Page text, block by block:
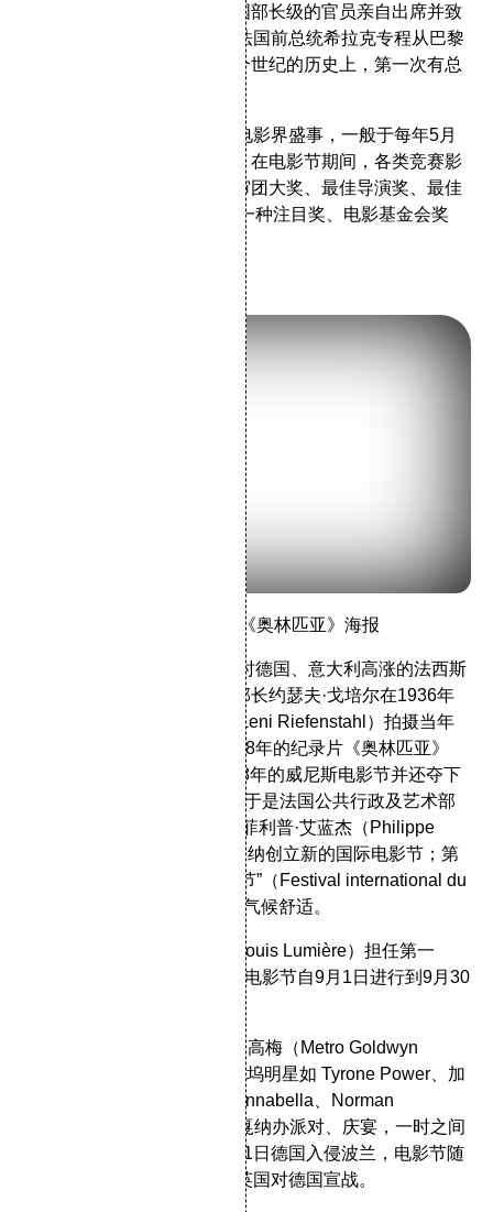
节的开幕式上，都有一名法国部长级的官员亲自出席并致
辞。在戛纳50岁的大典上，法国前总统希拉克专程从巴黎
飞抵戛纳致贺。这是戛纳半个世纪的历史上，第一次有总
戛纳电影节是历时逾60载的电影界盛事，一般于每年5月
在法国戛纳举行，为期十天。在电影节期间，各类竞赛影
片奖项包括：金棕榈奖、评审团大奖、最佳导演奖、最佳
剧本奖、最佳男/女演员奖、一种注目奖、电影基金会奖
《奥林匹亚》 海报
1930年代末，法国有感于当时德国、意大利高涨的法西斯
主义气焰，特别是德国宣传部长约瑟夫·戈培尔在1936年
大力运作莱妮·里芬斯塔尔（Leni Riefenstahl）拍摄当年
的柏林奥运，之后便成为1938年的纪录片 《奥林匹亚》
（Olympia），强势入围1938年的威尼斯电影节并还夺下
最佳外国影片“穆索里尼奖”；于是法国公共行政及艺术部
长尚·杰伊（Jean Zay）接受菲利普·艾蓝杰（Philippe
Erlanger）的建议，决定在戛纳创立新的国际电影节；第
一届电影节全名为“国际电影节”（Festival international du
film）。选择戛纳是因为那边气候舒适。
1939年6月，路易·卢米埃（Louis Lumière）担任第一
届“国际电影节”主席，第一届电影节自9月1日进行到9月30
1939年8月开始，美国片商米高梅（Metro Goldwyn
Mayer）用豪华邮轮载着好莱坞明星如 Tyrone Power、加
里·库柏（Gary Cooper）、Annabella、Norman
Shearer、George Raft 来到戛纳办派对、庆宴，一时之间
吸引不少影迷驻足。但是9月1日德国入侵波兰，电影节随
即宣布取消；9月3日法国、英国对德国宣战。